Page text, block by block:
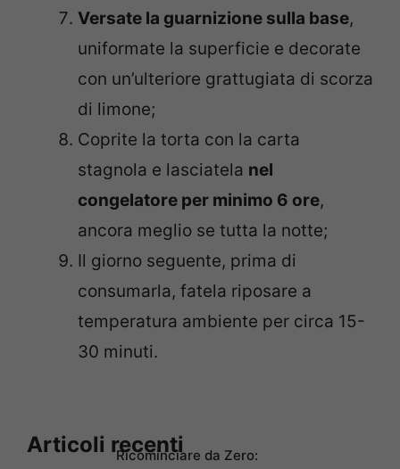
Versate la guarnizione sulla base,
uniformate la superficie e decorate
con un’ulteriore grattugiata di scorza
di limone;
Coprite la torta con la carta
stagnola e lasciatela nel
congelatore per minimo 6 ore,
ancora meglio se tutta la notte;
Il giorno seguente, prima di
consumarla, fatela riposare a
temperatura ambiente per circa 15-
30 minuti.
Articoli recentiRicominciare da Zero: